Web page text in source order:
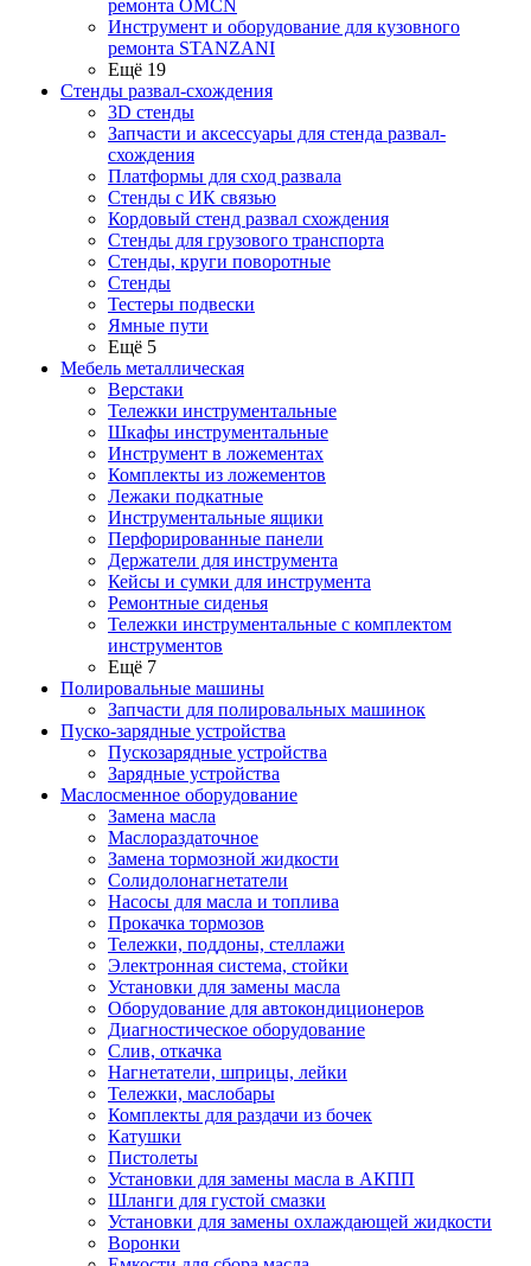
ремонта OMCN
Инструмент и оборудование для кузовного
ремонта STANZANI
Ещё 19
Стенды развал-схождения
3D стенды
Запчасти и аксессуары для стенда развал-
схождения
Платформы для сход развала
Стенды с ИК связью
Кордовый стенд развал схождения
Стенды для грузового транспорта
Стенды, круги поворотные
Стенды
Тестеры подвески
Ямные пути
Ещё 5
Мебель металлическая
Верстаки
Тележки инструментальные
Шкафы инструментальные
Инструмент в ложементах
Комплекты из ложементов
Лежаки подкатные
Инструментальные ящики
Перфорированные панели
Держатели для инструмента
Кейсы и сумки для инструмента
Ремонтные сиденья
Тележки инструментальные с комплектом
инструментов
Ещё 7
Полировальные машины
Запчасти для полировальных машинок
Пуско-зарядные устройства
Пускозарядные устройства
Зарядные устройства
Маслосменное оборудование
Замена масла
Маслораздаточное
Замена тормозной жидкости
Солидолонагнетатели
Насосы для масла и топлива
Прокачка тормозов
Тележки, поддоны, стеллажи
Электронная система, стойки
Установки для замены масла
Оборудование для автокондиционеров
Диагностическое оборудование
Слив, откачка
Нагнетатели, шприцы, лейки
Тележки, маслобары
Комплекты для раздачи из бочек
Катушки
Пистолеты
Установки для замены масла в АКПП
Шланги для густой смазки
Установки для замены охлаждающей жидкости
Воронки